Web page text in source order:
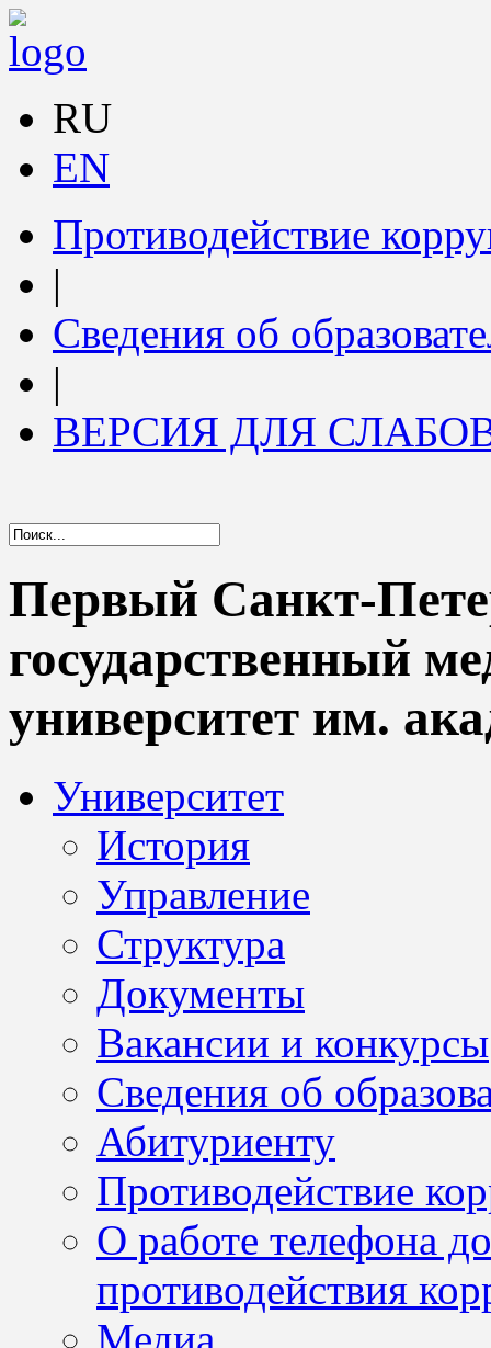
RU
EN
Противодействие
|
Сведения об
|
ВЕРСИЯ ДЛЯ
Первый Санкт-
государственный
университет им.
Университет
История
Управление
Структура
Документы
Вакансии и конкурсы
Сведения об
Абитуриенту
Противодействие
О работе телефона
противодействия
Медиа